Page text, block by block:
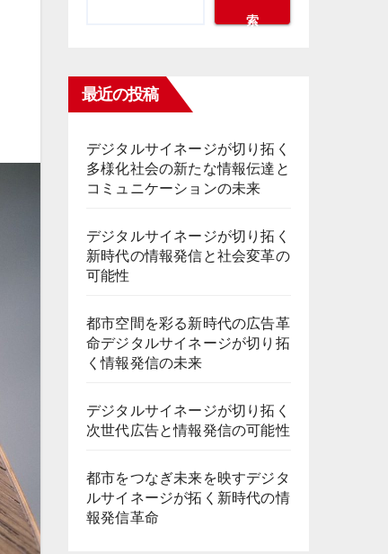
索
最近の投稿
デジタルサイネージが切り拓く
多様化社会の新たな情報伝達と
コミュニケーションの未来
デジタルサイネージが切り拓く
新時代の情報発信と社会変革の
可能性
都市空間を彩る新時代の広告革
命デジタルサイネージが切り拓
く情報発信の未来
デジタルサイネージが切り拓く
次世代広告と情報発信の可能性
都市をつなぎ未来を映すデジタ
ルサイネージが拓く新時代の情
報発信革命